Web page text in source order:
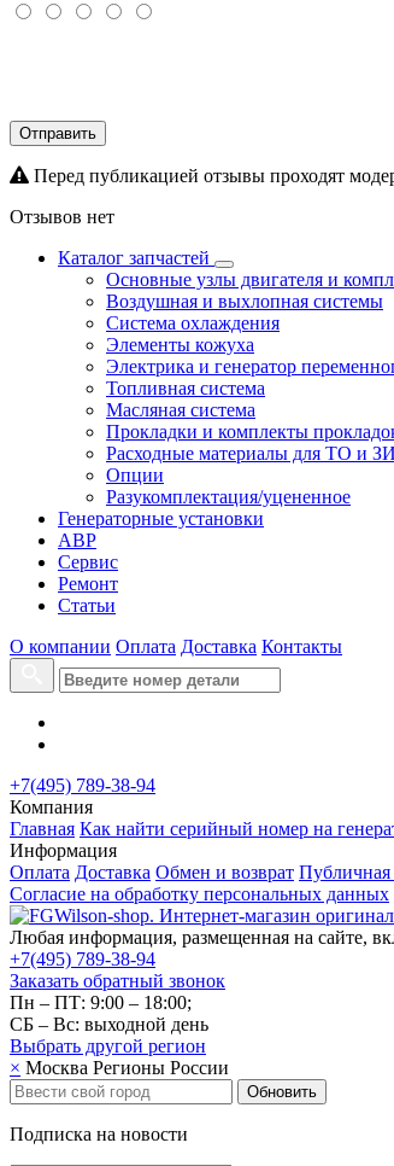
Отправить
Перед публикацией отзывы проходят
Отзывов нет
Каталог запчастей
Основные узлы двигателя и
Воздушная и выхлопная системы
Система охлаждения
Элементы кожуха
Электрика и генератор
Топливная система
Масляная система
Прокладки и комплекты
Расходные материалы для ТО и
Опции
Разукомплектация/уцененное
Генераторные установки
АВР
Сервис
Ремонт
Статьи
О компании Оплата Доставка Контакты
+7(495) 789-38-94
Компания
Главная Как найти серийный номер на
Информация
Оплата Доставка Обмен и возврат Публичная
Согласие на обработку персональных данных
Любая информация, размещенная на сайте,
+7(495) 789-38-94
Заказать обратный звонок
Пн – ПТ: 9:00 – 18:00;
СБ – Вс: выходной день
Выбрать другой регион
× Москва Регионы России
Обновить
Подписка на новости